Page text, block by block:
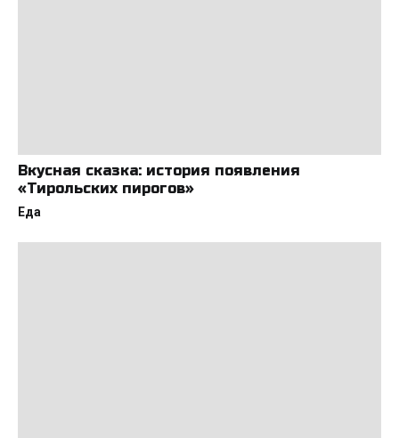
Вкусная сказка: история появления
«Тирольских пирогов»
Еда